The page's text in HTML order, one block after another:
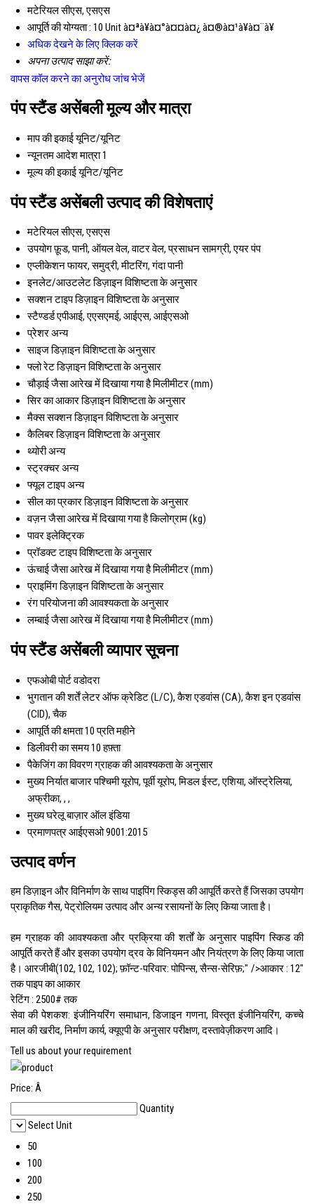
मटेरियलसीएस, एसएस
आपूर्ति की योग्यता : 10 Unit à¤ªà¥à¤°à¤¤à¤¿ à¤®à¤¹à¥à¤¨à¥
अधिक देखने के लिए क्लिक करें
अपना उत्पाद साझा करें:
वापस कॉल करने का अनुरोधजांच भेजें
पंप स्टैंड असेंबली मूल्य और मात्रा
माप की इकाईयूनिट/यूनिट
न्यूनतम आदेश मात्रा1
मूल्य की इकाईयूनिट/यूनिट
पंप स्टैंड असेंबली उत्पाद की विशेषताएं
मटेरियलसीएस, एसएस
उपयोगफ़ूड, पानी, ऑयल वेल, वाटर वेल, प्रसाधन सामग्री, एयर पंप
एप्लीकेशनफायर, समुद्री, मीटरिंग, गंदा पानी
इनलेट/आउटलेटडिज़ाइन विशिष्टता के अनुसार
सक्शन टाइपडिज़ाइन विशिष्टता के अनुसार
स्टैण्डर्डएपीआई, एएसएमई, आईएस, आईएसओ
प्रेशरअन्य
साइजडिज़ाइन विशिष्टता के अनुसार
फ्लो रेटडिज़ाइन विशिष्टता के अनुसार
चौड़ाईजैसा आरेख में दिखाया गया है मिलीमीटर (mm)
सिर का आकारडिज़ाइन विशिष्टता के अनुसार
मैक्स सक्शनडिज़ाइन विशिष्टता के अनुसार
कैलिबरडिज़ाइन विशिष्टता के अनुसार
थ्योरीअन्य
स्ट्रक्चरअन्य
फ्यूल टाइपअन्य
सील का प्रकारडिज़ाइन विशिष्टता के अनुसार
वज़नजैसा आरेख में दिखाया गया है किलोग्राम (kg)
पावरइलेक्ट्रिक
प्रॉडक्ट टाइपविशिष्टता के अनुसार
ऊंचाईजैसा आरेख में दिखाया गया है मिलीमीटर (mm)
प्राइमिंगडिज़ाइन विशिष्टता के अनुसार
रंगपरियोजना की आवश्यकता के अनुसार
लम्बाईजैसा आरेख में दिखाया गया है मिलीमीटर (mm)
पंप स्टैंड असेंबली व्यापार सूचना
एफओबी पोर्टवडोदरा
भुगतान की शर्तेंलेटर ऑफ क्रेडिट (L/C), कैश एडवांस (CA), कैश इन एडवांस
(CID), चैक
आपूर्ति की क्षमता10 प्रति महीने
डिलीवरी का समय10 हफ़्ता
पैकेजिंग का विवरणग्राहक की आवश्यकता के अनुसार
मुख्य निर्यात बाजारपश्चिमी यूरोप, पूर्वी यूरोप, मिडल ईस्ट, एशिया, ऑस्ट्रेलिया,
अफ्रीका, , ,
मुख्य घरेलू बाज़ारऑल इंडिया
प्रमाणपत्रआईएसओ 9001:2015
उत्पाद वर्णन
हम डिज़ाइन और विनिर्माण के साथ पाइपिंग स्किड्स की आपूर्ति करते हैं जिसका उपयोग
प्राकृतिक गैस, पेट्रोलियम उत्पाद और अन्य रसायनों के लिए किया जाता है।
हम ग्राहक की आवश्यकता और प्रक्रिया की शर्तों के अनुसार पाइपिंग स्किड की
आपूर्ति करते हैं और इसका उपयोग द्रव के विनियमन और नियंत्रण के लिए किया जाता
है। आरजीबी(102, 102, 102); फ़ॉन्ट-परिवार: पोपिन्स, सैन्स-सेरिफ़;" />आकार : 12"
तक पाइप का आकार
रेटिंग : 2500# तक
सेवा की पेशकश: इंजीनियरिंग समाधान, डिजाइन गणना, विस्तृत इंजीनियरिंग, कच्चे
माल की खरीद, निर्माण कार्य, क्यूएपी के अनुसार परीक्षण, दस्तावेज़ीकरण आदि।
Tell us about your requirement
Price: Â
Quantity
Select Unit
50
100
200
250